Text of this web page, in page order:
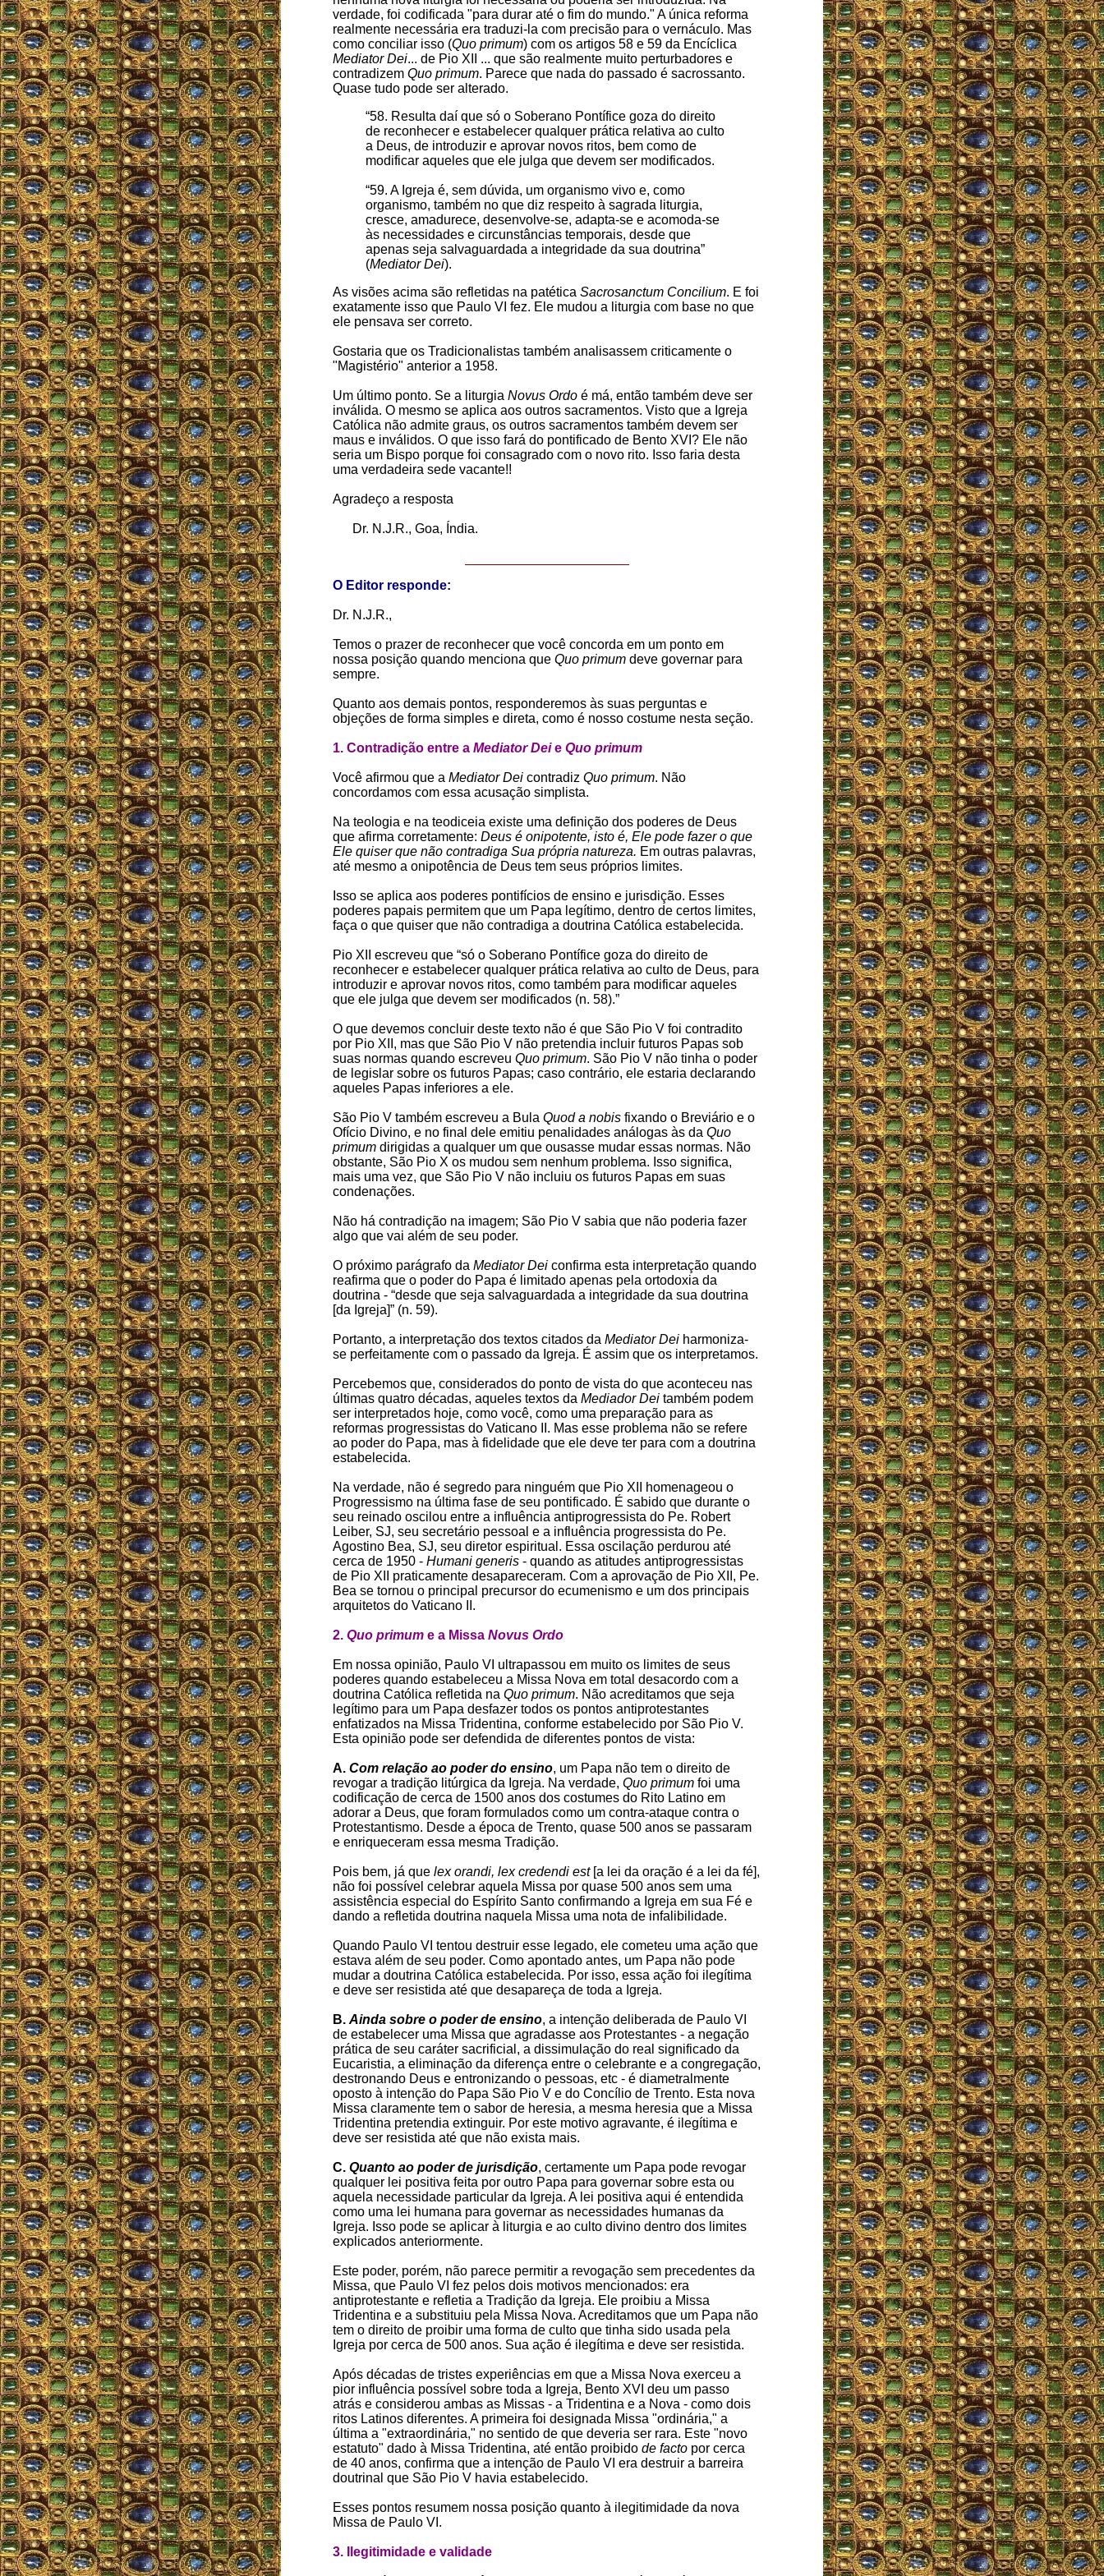
verdade, foi codificada "para durar até o fim do mundo." A única reforma
realmente necessária era traduzi-la com precisão para o vernáculo. Mas
como conciliar isso (Quo primum) com os artigos 58 e 59 da Encíclica
Mediator Dei... de Pio XII ... que são realmente muito perturbadores e
contradizem Quo primum. Parece que nada do passado é sacrossanto.
Quase tudo pode ser alterado.
“58. Resulta daí que só o Soberano Pontífice goza do direito
de reconhecer e estabelecer qualquer prática relativa ao culto
a Deus, de introduzir e aprovar novos ritos, bem como de
modificar aqueles que ele julga que devem ser modificados.
“59. A Igreja é, sem dúvida, um organismo vivo e, como
organismo, também no que diz respeito à sagrada liturgia,
cresce, amadurece, desenvolve-se, adapta-se e acomoda-se
às necessidades e circunstâncias temporais, desde que
apenas seja salvaguardada a integridade da sua doutrina”
(Mediator Dei).
As visões acima são refletidas na patética Sacrosanctum Concilium. E foi
exatamente isso que Paulo VI fez. Ele mudou a liturgia com base no que
ele pensava ser correto.
Gostaria que os Tradicionalistas também analisassem criticamente o
"Magistério" anterior a 1958.
Um último ponto. Se a liturgia Novus Ordo é má, então também deve ser
inválida. O mesmo se aplica aos outros sacramentos. Visto que a Igreja
Católica não admite graus, os outros sacramentos também devem ser
maus e inválidos. O que isso fará do pontificado de Bento XVI? Ele não
seria um Bispo porque foi consagrado com o novo rito. Isso faria desta
uma verdadeira sede vacante!!
Agradeço a resposta
Dr. N.J.R., Goa, Índia.
O Editor responde:
Dr. N.J.R.,
Temos o prazer de reconhecer que você concorda em um ponto em
nossa posição quando menciona que Quo primum deve governar para
sempre.
Quanto aos demais pontos, responderemos às suas perguntas e
objeções de forma simples e direta, como é nosso costume nesta seção.
1. Contradição entre a Mediator Deie Quo primum
Você afirmou que a Mediator Dei contradiz Quo primum. Não
concordamos com essa acusação simplista.
Na teologia e na teodiceia existe uma definição dos poderes de Deus
que afirma corretamente: Deus é onipotente, isto é, Ele pode fazer o que
Ele quiser que não contradiga Sua própria natureza. Em outras palavras,
até mesmo a onipotência de Deus tem seus próprios limites.
Isso se aplica aos poderes pontifícios de ensino e jurisdição. Esses
poderes papais permitem que um Papa legítimo, dentro de certos limites,
faça o que quiser que não contradiga a doutrina Católica estabelecida.
Pio XII escreveu que “só o Soberano Pontífice goza do direito de
reconhecer e estabelecer qualquer prática relativa ao culto de Deus, para
introduzir e aprovar novos ritos, como também para modificar aqueles
que ele julga que devem ser modificados (n. 58).”
O que devemos concluir deste texto não é que São Pio V foi contradito
por Pio XII, mas que São Pio V não pretendia incluir futuros Papas sob
suas normas quando escreveu Quo primum. São Pio V não tinha o poder
de legislar sobre os futuros Papas; caso contrário, ele estaria declarando
aqueles Papas inferiores a ele.
São Pio V também escreveu a Bula Quod a nobis fixando o Breviário e o
Ofício Divino, e no final dele emitiu penalidades análogas às da Quo
primum dirigidas a qualquer um que ousasse mudar essas normas. Não
obstante, São Pio X os mudou sem nenhum problema. Isso significa,
mais uma vez, que São Pio V não incluiu os futuros Papas em suas
condenações.
Não há contradição na imagem; São Pio V sabia que não poderia fazer
algo que vai além de seu poder.
O próximo parágrafo da Mediator Dei confirma esta interpretação quando
reafirma que o poder do Papa é limitado apenas pela ortodoxia da
doutrina - “desde que seja salvaguardada a integridade da sua doutrina
[da Igreja]” (n. 59).
Portanto, a interpretação dos textos citados da Mediator Dei harmoniza-
se perfeitamente com o passado da Igreja. É assim que os interpretamos.
Percebemos que, considerados do ponto de vista do que aconteceu nas
últimas quatro décadas, aqueles textos da Mediador Dei também podem
ser interpretados hoje, como você, como uma preparação para as
reformas progressistas do Vaticano II. Mas esse problema não se refere
ao poder do Papa, mas à fidelidade que ele deve ter para com a doutrina
estabelecida.
Na verdade, não é segredo para ninguém que Pio XII homenageou o
Progressismo na última fase de seu pontificado. É sabido que durante o
seu reinado oscilou entre a influência antiprogressista do Pe. Robert
Leiber, SJ, seu secretário pessoal e a influência progressista do Pe.
Agostino Bea, SJ, seu diretor espiritual. Essa oscilação perdurou até
cerca de 1950 - Humani generis - quando as atitudes antiprogressistas
de Pio XII praticamente desapareceram. Com a aprovação de Pio XII, Pe.
Bea se tornou o principal precursor do ecumenismo e um dos principais
arquitetos do Vaticano II.
2. Quo primum e a Missa Novus Ordo
Em nossa opinião, Paulo VI ultrapassou em muito os limites de seus
poderes quando estabeleceu a Missa Nova em total desacordo com a
doutrina Católica refletida na Quo primum. Não acreditamos que seja
legítimo para um Papa desfazer todos os pontos antiprotestantes
enfatizados na Missa Tridentina, conforme estabelecido por São Pio V.
Esta opinião pode ser defendida de diferentes pontos de vista:
A. Com relação ao poder do ensino, um Papa não tem o direito de
revogar a tradição litúrgica da Igreja. Na verdade, Quo primum foi uma
codificação de cerca de 1500 anos dos costumes do Rito Latino em
adorar a Deus, que foram formulados como um contra-ataque contra o
Protestantismo. Desde a época de Trento, quase 500 anos se passaram
e enriqueceram essa mesma Tradição.
Pois bem, já que lex orandi, lex credendi est[a lei da oração é a lei da fé],
não foi possível celebrar aquela Missa por quase 500 anos sem uma
assistência especial do Espírito Santo confirmando a Igreja em sua Fé e
dando a refletida doutrina naquela Missa uma nota de infalibilidade.
Quando Paulo VI tentou destruir esse legado, ele cometeu uma ação que
estava além de seu poder. Como apontado antes, um Papa não pode
mudar a doutrina Católica estabelecida. Por isso, essa ação foi ilegítima
e deve ser resistida até que desapareça de toda a Igreja.
B. Ainda sobre o poder de ensino, a intenção deliberada de Paulo VI
de estabelecer uma Missa que agradasse aos Protestantes - a negação
prática de seu caráter sacrificial, a dissimulação do real significado da
Eucaristia, a eliminação da diferença entre o celebrante e a congregação,
destronando Deus e entronizando o pessoas, etc - é diametralmente
oposto à intenção do Papa São Pio V e do Concílio de Trento. Esta nova
Missa claramente tem o sabor de heresia, a mesma heresia que a Missa
Tridentina pretendia extinguir. Por este motivo agravante, é ilegítima e
deve ser resistida até que não exista mais.
C. Quanto ao poder de jurisdição, certamente um Papa pode revogar
qualquer lei positiva feita por outro Papa para governar sobre esta ou
aquela necessidade particular da Igreja. A lei positiva aqui é entendida
como uma lei humana para governar as necessidades humanas da
Igreja. Isso pode se aplicar à liturgia e ao culto divino dentro dos limites
explicados anteriormente.
Este poder, porém, não parece permitir a revogação sem precedentes da
Missa, que Paulo VI fez pelos dois motivos mencionados: era
antiprotestante e refletia a Tradição da Igreja. Ele proibiu a Missa
Tridentina e a substituiu pela Missa Nova. Acreditamos que um Papa não
tem o direito de proibir uma forma de culto que tinha sido usada pela
Igreja por cerca de 500 anos. Sua ação é ilegítima e deve ser resistida.
Após décadas de tristes experiências em que a Missa Nova exerceu a
pior influência possível sobre toda a Igreja, Bento XVI deu um passo
atrás e considerou ambas as Missas - a Tridentina e a Nova - como dois
ritos Latinos diferentes. A primeira foi designada Missa "ordinária," a
última a "extraordinária," no sentido de que deveria ser rara. Este "novo
estatuto" dado à Missa Tridentina, até então proibido de facto por cerca
de 40 anos, confirma que a intenção de Paulo VI era destruir a barreira
doutrinal que São Pio V havia estabelecido.
Esses pontos resumem nossa posição quanto à ilegitimidade da nova
Missa de Paulo VI.
3. Ilegitimidade e validade